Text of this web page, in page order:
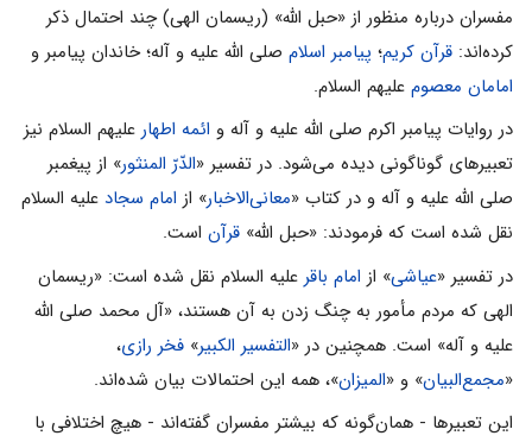
مفسران درباره منظور از «حبل الله» (ریسمان الهی) چند احتمال ذکر
کرده‌اند: قرآن کریم؛ پیامبر اسلام صلی الله علیه و آله؛ خاندان پیامبر و
امامان معصوم علیهم السلام.
در روایات پیامبر اکرم صلی الله علیه و آله و ائمه اطهار علیهم السلام نیز
تعبیرهای گوناگونی دیده می‌شود. در تفسیر «الدّرّ المنثور» از پیغمبر
صلی الله علیه و آله و در کتاب «معانی‌الاخبار» از امام سجاد علیه السلام
نقل شده است که فرمودند: «حبل الله» قرآن است.
در تفسیر «عیاشی» از امام باقر علیه السلام نقل شده است: «ریسمان
الهی که مردم مأمور به چنگ زدن به آن هستند، «آل محمد صلی الله
علیه و آله» است. همچنین در «التفسیر الکبیر» فخر رازی،
«مجمع‌البیان» و «المیزان»، همه این احتمالات بیان شده‌اند.
این تعبیرها - همان‌گونه که بیشتر مفسران گفته‌اند - هیچ اختلافی با